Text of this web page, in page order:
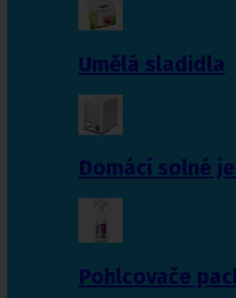
Umělá sladidla
Domácí solné
Pohlcovače